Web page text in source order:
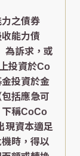
之債券
收能力債
為訴求，或
投資於Co
投資於金
括應急可
下稱CoCo
現資本適足
時，得以